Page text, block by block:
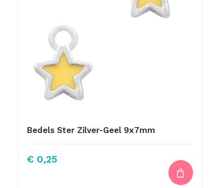
Bedels Ster Zilver-Geel 9x7mm
€ 0,25